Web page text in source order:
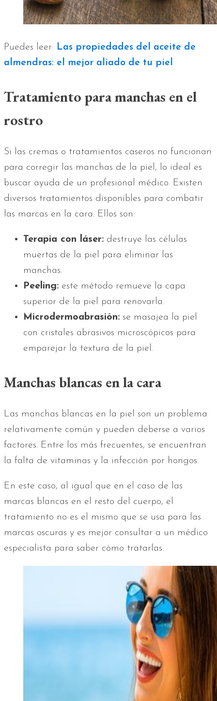
Puedes leer: Las propiedades del aceite de
almendras: el mejor aliado de tu piel
Tratamiento para manchas en el
rostro
Si las cremas o tratamientos caseros no funcionan
para corregir las manchas de la piel, lo ideal es
buscar ayuda de un profesional médico. Existen
diversos tratamientos disponibles para combatir
las marcas en la cara. Ellos son:
Terapia con láser: destruye las células
muertas de la piel para eliminar las
manchas.
Peeling: este método remueve la capa
superior de la piel para renovarla.
Microdermoabrasión: se masajea la piel
con cristales abrasivos microscópicos para
emparejar la textura de la piel.
Manchas blancas en la cara
Las manchas blancas en la piel son un problema
relativamente común y pueden deberse a varios
factores. Entre los más frecuentes, se encuentran
la falta de vitaminas y la infección por hongos.
En este caso, al igual que en el caso de las
marcas blancas en el resto del cuerpo, el
tratamiento no es el mismo que se usa para las
marcas oscuras y es mejor consultar a un médico
especialista para saber cómo tratarlas.